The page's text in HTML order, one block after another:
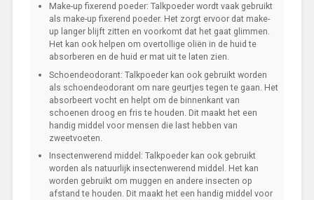
Make-up fixerend poeder: Talkpoeder wordt vaak gebruikt
als make-up fixerend poeder. Het zorgt ervoor dat make-
up langer blijft zitten en voorkomt dat het gaat glimmen.
Het kan ook helpen om overtollige oliën in de huid te
absorberen en de huid er mat uit te laten zien.
Schoendeodorant: Talkpoeder kan ook gebruikt worden
als schoendeodorant om nare geurtjes tegen te gaan. Het
absorbeert vocht en helpt om de binnenkant van
schoenen droog en fris te houden. Dit maakt het een
handig middel voor mensen die last hebben van
zweetvoeten.
Insectenwerend middel: Talkpoeder kan ook gebruikt
worden als natuurlijk insectenwerend middel. Het kan
worden gebruikt om muggen en andere insecten op
afstand te houden. Dit maakt het een handig middel voor